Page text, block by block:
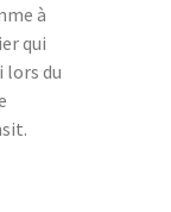
à
qui
lors du